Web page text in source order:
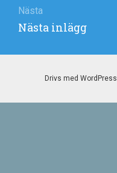
Nästa
Nästa
Nästa inlägg
Drivs med WordPress